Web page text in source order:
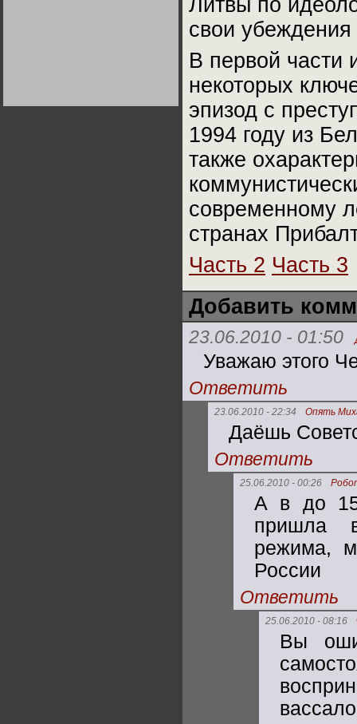
Литвы по
свои
В первой части
некоторых
эпизод с
1994 году из
также
современному
странах
Часть 2 Часть 3
Добавить
23.06.2010 - 01:50
Уважаю этого
Ответить
23.06.2010 - 22:34 Опять
Даёшь
Ответить
25.06.2010 - 00:26
А в до 15
пришла
режима,
России
Ответить
25.06.2010 - 08:16
Вы